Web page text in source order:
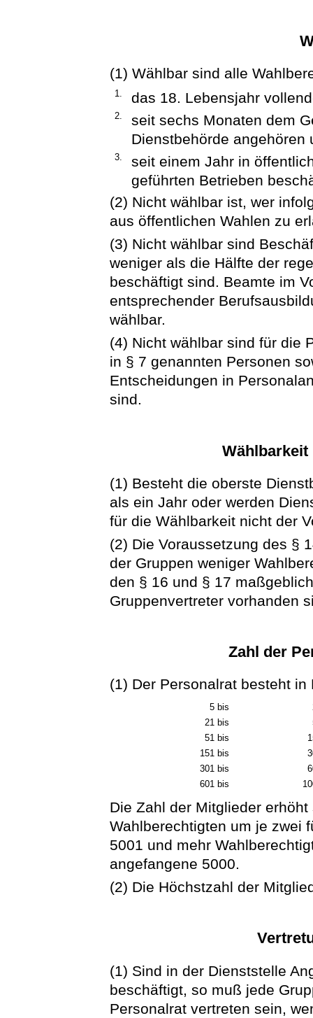
(1) Wählbar sind alle
1. das 18. Lebensjahr
2.
seit sechs Monaten dem
Dienstbehörde angehören
3.
seit einem Jahr in
geführten Betrieben
(2) Nicht wählbar ist, wer
aus öffentlichen Wahlen zu
(3) Nicht wählbar sind
weniger als die Hälfte der
beschäftigt sind. Beamte im
entsprechender
wählbar.
(4) Nicht wählbar sind für die
in § 7 genannten Personen
Entscheidungen in
sind.
Wählbarkeit
(1) Besteht die oberste
als ein Jahr oder werden
für die Wählbarkeit nicht der
(2) Die Voraussetzung des §
der Gruppen weniger
den § 16 und § 17
Gruppenvertreter vorhanden
Zahl der
(1) Der Personalrat besteht
5 bis
21 bis
51 bis
151 bis
301 bis
601 bis
Die Zahl der Mitglieder
Wahlberechtigten um je zwei
5001 und mehr
angefangene 5000.
(2) Die Höchstzahl der
(1) Sind in der Dienststelle
beschäftigt, so muß jede
Personalrat vertreten sein,